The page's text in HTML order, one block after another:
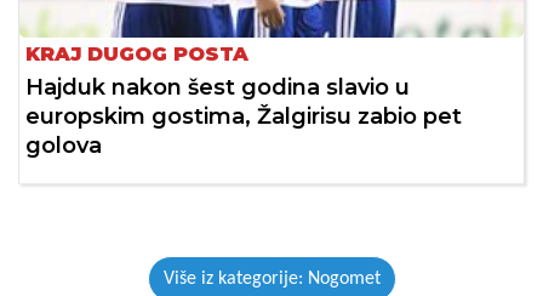
KRAJ DUGOG POSTA
Hajduk nakon šest godina slavio u
europskim gostima, Žalgirisu zabio pet
golova
Više iz kategorije: Nogomet